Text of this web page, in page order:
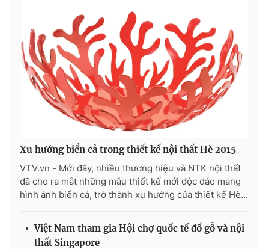
toasoan@vtv.vn
Liên hệ quảng cáo:024-7300.7108
thuận bằng văn bản. Ghi rõ nguồn VTV.vn khi phát hành lại
thông tin từ website này.
Xu hướng biển cả trong thiết kế nội thất Hè 2015
VTV.vn - Mới đây, nhiều thương hiệu và NTK nội thất
đã cho ra mắt những mẫu thiết kế mới độc đáo mang
hình ảnh biển cả, trở thành xu hướng của thiết kế Hè...
Việt Nam tham gia Hội chợ quốc tế đồ gỗ và nội
thất Singapore